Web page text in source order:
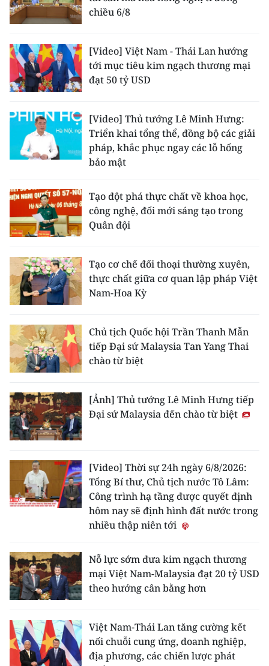
chiều 6/8
[Video] Việt Nam - Thái Lan hướng
tới mục tiêu kim ngạch thương mại
đạt 50 tỷ USD
[Video] Thủ tướng Lê Minh Hưng:
Triển khai tổng thể, đồng bộ các giải
pháp, khắc phục ngay các lỗ hổng
bảo mật
Tạo đột phá thực chất về khoa học,
công nghệ, đổi mới sáng tạo trong
Quân đội
Tạo cơ chế đối thoại thường xuyên,
thực chất giữa cơ quan lập pháp Việt
Nam-Hoa Kỳ
Chủ tịch Quốc hội Trần Thanh Mẫn
tiếp Đại sứ Malaysia Tan Yang Thai
chào từ biệt
[Ảnh] Thủ tướng Lê Minh Hưng tiếp
Đại sứ Malaysia đến chào từ biệt
[Video] Thời sự 24h ngày 6/8/2026:
Tổng Bí thư, Chủ tịch nước Tô Lâm:
Công trình hạ tầng được quyết định
hôm nay sẽ định hình đất nước trong
nhiều thập niên tới
Nỗ lực sớm đưa kim ngạch thương
mại Việt Nam-Malaysia đạt 20 tỷ USD
theo hướng cân bằng hơn
Việt Nam-Thái Lan tăng cường kết
nối chuỗi cung ứng, doanh nghiệp,
địa phương, các chiến lược phát